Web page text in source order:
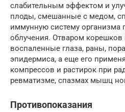
слабительным эффектом и
плоды, смешанные с медом,
иммунную систему организма
облучения. Отваром
воспаленные глаза, раны,
эпидермиса, а еще его
компрессов и растирок при
ревматизме, спазмах мышц
Противопоказания